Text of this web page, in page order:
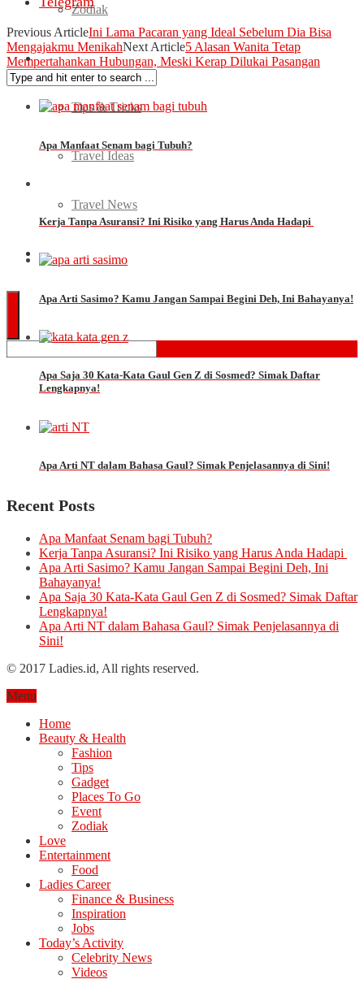
Zodiak
Travel
Tips & Tricks
Travel Ideas
Travel News
Quiz
Previous ArticleIni Lama Pacaran yang Ideal Sebelum Dia Bisa
Mengajakmu MenikahNext Article5 Alasan Wanita Tetap
Mempertahankan Hubungan, Meski Kerap Dilukai Pasangan
Apa Manfaat Senam bagi Tubuh?
Kerja Tanpa Asuransi? Ini Risiko yang Harus Anda Hadapi
Apa Arti Sasimo? Kamu Jangan Sampai Begini Deh, Ini Bahayanya!
Apa Saja 30 Kata-Kata Gaul Gen Z di Sosmed? Simak Daftar
Lengkapnya!
Apa Arti NT dalam Bahasa Gaul? Simak Penjelasannya di Sini!
Recent Posts
Apa Manfaat Senam bagi Tubuh?
Kerja Tanpa Asuransi? Ini Risiko yang Harus Anda Hadapi
Apa Arti Sasimo? Kamu Jangan Sampai Begini Deh, Ini
Bahayanya!
Apa Saja 30 Kata-Kata Gaul Gen Z di Sosmed? Simak Daftar
Lengkapnya!
Apa Arti NT dalam Bahasa Gaul? Simak Penjelasannya di
Sini!
© 2017 Ladies.id, All rights reserved.
Menu
Home
Beauty & Health
Fashion
Tips
Gadget
Places To Go
Event
Zodiak
Love
Entertainment
Food
Ladies Career
Finance & Business
Inspiration
Jobs
Today’s Activity
Celebrity News
Videos